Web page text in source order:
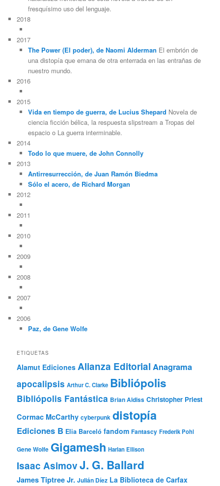
fresquísimo uso del lenguaje.
2018
2017
The Power (El poder), de Naomi Alderman El embrión de
una distopía que emana de otra enterrada en las entrañas de
nuestro mundo.
2016
2015
Vida en tiempo de guerra, de Lucius Shepard Novela de
ciencia ficción bélica, la respuesta slipstream a Tropas del
espacio o La guerra interminable.
2014
Todo lo que muere, de John Connolly
2013
Antirresurrección, de Juan Ramón Biedma
Sólo el acero, de Richard Morgan
2012
2011
2010
2009
2008
2007
2006
Paz, de Gene Wolfe
ETIQUETAS
Alamut Ediciones Alianza Editorial Anagrama
apocalipsis Arthur C. Clarke Bibliópolis
Bibliópolis Fantástica Brian Aldiss Christopher Priest
Cormac McCarthy cyberpunk distopía
Ediciones B Elia Barceló fandom Fantascy Frederik Pohl
Gene Wolfe Gigamesh Harlan Ellison
Isaac AsimovJ. G. Ballard
James Tiptree Jr. Julián Díez La Biblioteca de Carfax